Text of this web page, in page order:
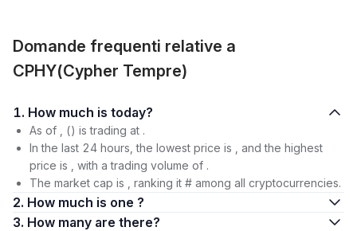
Domande frequenti relative a
CPHY(Cypher Tempre)
1. How much is today?
As of , () is trading at .
In the last 24 hours, the lowest price is , and the highest
price is , with a trading volume of .
The market cap is , ranking it # among all cryptocurrencies.
2. How much is one ?
3. How many are there?